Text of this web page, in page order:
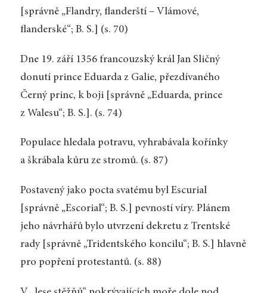
[správně „Flandry, flanderští – Vlámové,
flanderské“; B. S.] (s. 70)
Dne 19. září 1356 francouzský král Jan Sličný
donutí prince Eduarda z Galie, přezdívaného
Černý princ, k boji [správně „Eduarda, prince
z Walesu“; B. S.]. (s. 74)
Populace hledala potravu, vyhrabávala kořínky
a škrábala kůru ze stromů. (s. 87)
Postavený jako pocta svatému byl Escurial
[správně „Escorial“; B. S.] pevností víry. Plánem
jeho návrhářů bylo utvrzení dekretu z Trentské
rady [správně „Tridentského koncilu“; B. S.] hlavně
pro popření protestantů. (s. 88)